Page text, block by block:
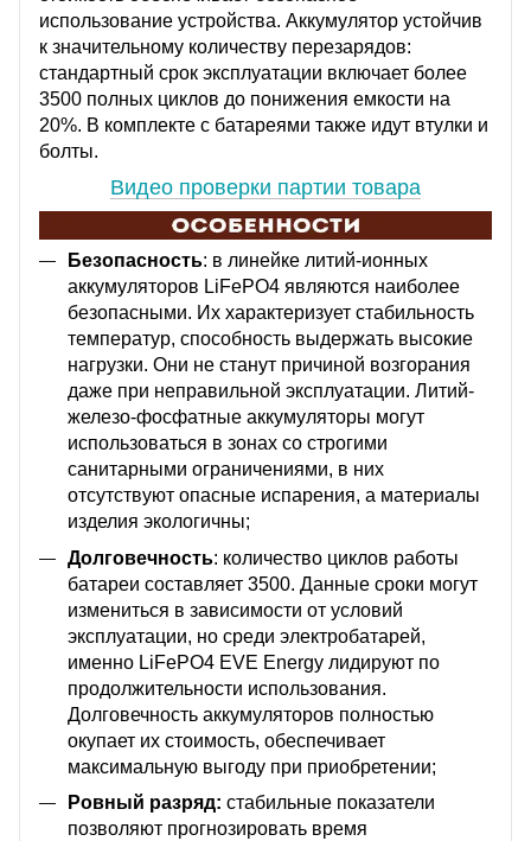
использование устройства. Аккумулятор устойчив
к значительному количеству перезарядов:
стандартный срок эксплуатации включает более
3500 полных циклов до понижения емкости на
20%. В комплекте с батареями также идут втулки и
болты.
Видео проверки партии товара
Безопасность: в линейке литий-ионных
аккумуляторов LiFePO4 являются наиболее
безопасными. Их характеризует стабильность
температур, способность выдержать высокие
нагрузки. Они не станут причиной возгорания
даже при неправильной эксплуатации. Литий-
железо-фосфатные аккумуляторы могут
использоваться в зонах со строгими
санитарными ограничениями, в них
отсутствуют опасные испарения, а материалы
изделия экологичны;
Долговечность: количество циклов работы
батареи составляет 3500. Данные сроки могут
измениться в зависимости от условий
эксплуатации, но среди электробатарей,
именно LiFePO4 EVE Energy лидируют по
продолжительности использования.
Долговечность аккумуляторов полностью
окупает их стоимость, обеспечивает
максимальную выгоду при приобретении;
Ровный разряд: стабильные показатели
позволяют прогнозировать время